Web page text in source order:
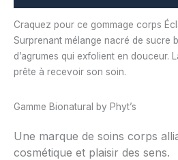
Craquez pour ce gommage corps
Surprenant mélange nacré de sucre
d’agrumes qui exfolient en douceur.
prête à recevoir son soin.
Gamme Bionatural by Phyt’s
Une marque de soins corps
cosmétique et plaisir des sens.